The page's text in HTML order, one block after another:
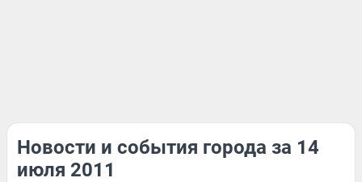
Новости и события города за 14
июля 2011